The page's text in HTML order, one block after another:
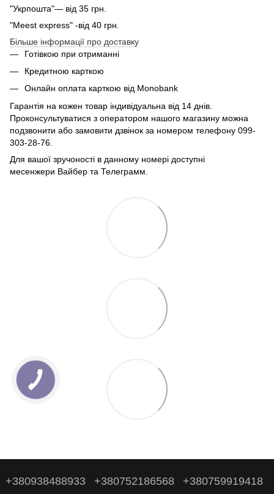
"Укрпошта"— від 35 грн.
"Meest express" -від 40 грн.
Більше інформації про доставку
Готівкою при отриманні
Кредитною карткою
Онлайн оплата карткою від Monobank
Гарантія на кожен товар індивідуальна від 14 днів.
Проконсультуватися з оператором нашого магазину можна
подзвонити або замовити дзвінок за номером телефону 099-
303-28-76.
Для вашої зручоності в данному номері доступні
месенжери Вайбер та Телеграмм.
+380938488933 +380752186568 +380759919418